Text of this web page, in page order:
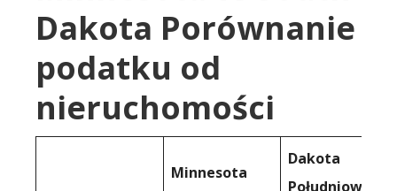
Dakota Porównanie
podatku od
nieruchomości
Minnesota
Dakota
Południowa